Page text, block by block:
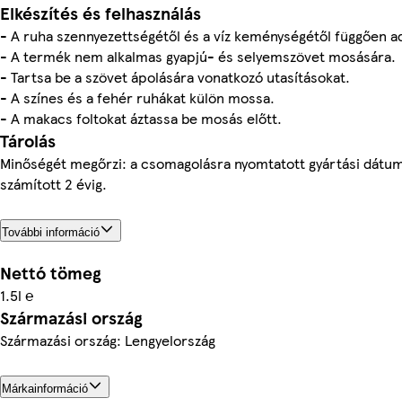
Elkészítés és felhasználás
- A ruha szennyezettségétől és a víz keménységétől függően
- A termék nem alkalmas gyapjú- és selyemszövet mosására.
- Tartsa be a szövet ápolására vonatkozó utasításokat.
- A színes és a fehér ruhákat külön mossa.
- A makacs foltokat áztassa be mosás előtt.
Tárolás
Minőségét megőrzi: a csomagolásra nyomtatott gyártási
számított 2 évig.
További információ
Nettó tömeg
1.5l ℮
Származási ország
Származási ország: Lengyelország
Márkainformáció